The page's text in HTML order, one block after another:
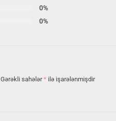
0%
0%
Gərəkli sahələr* ilə işarələnmişdir